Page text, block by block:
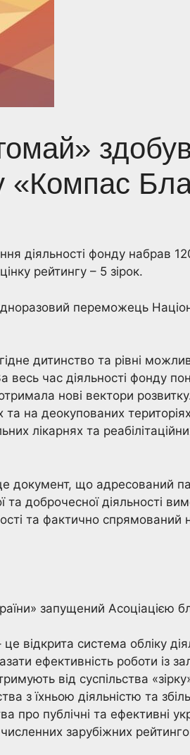
здобув
діяльності фонду набрав
рейтингу – 5 зірок.
переможець
дитинство та рівні
весь час діяльності фонду
нові вектори
та на деокупованих
лікарнях та
документ, що адресований
та доброчесної діяльності
та фактично
запущений Асоціацією
відкрита система обліку
ефективність роботи
від суспільства
з їхньою діяльністю та
публічні та ефективні
зарубіжних